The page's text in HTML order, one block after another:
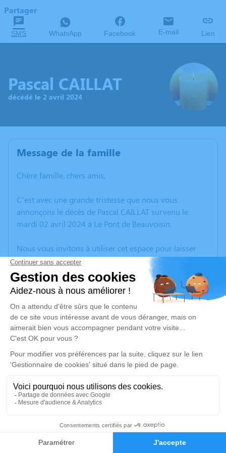
Faire-part Hommages
Partager
SMS WhatsApp Facebook E-mail Lien
Pascal CAILLAT
décédé le 2 avril 2024
Message de la famille
Chère famille, chers amis,
C’est avec une grande tristesse que nous vous
annonçons le décès de Pascal CAILLAT survenu le
mardi 02 avril 2024 à Le Pont de Beauvoisin.
Nous vous invitons à utiliser cet espace pour laisser
vos condoléances, partager des photos souvenirs, une
anecdote ou exprimer vos pensées à travers des
poèmes ou des textes. Cet endroit est un lieu
d'expression dédié à honorer la mémoire de Pascal
CAILLAT.
Un service de plantation d’arbre hommage est
disponible ici.
Je rends hommage
Cérémonie
communal Place de l'Eglise
38510 Courtenay